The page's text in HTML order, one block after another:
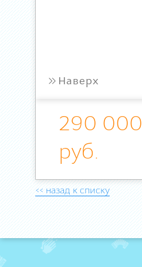
» Наверх
290 000
руб.
<< назад к списку